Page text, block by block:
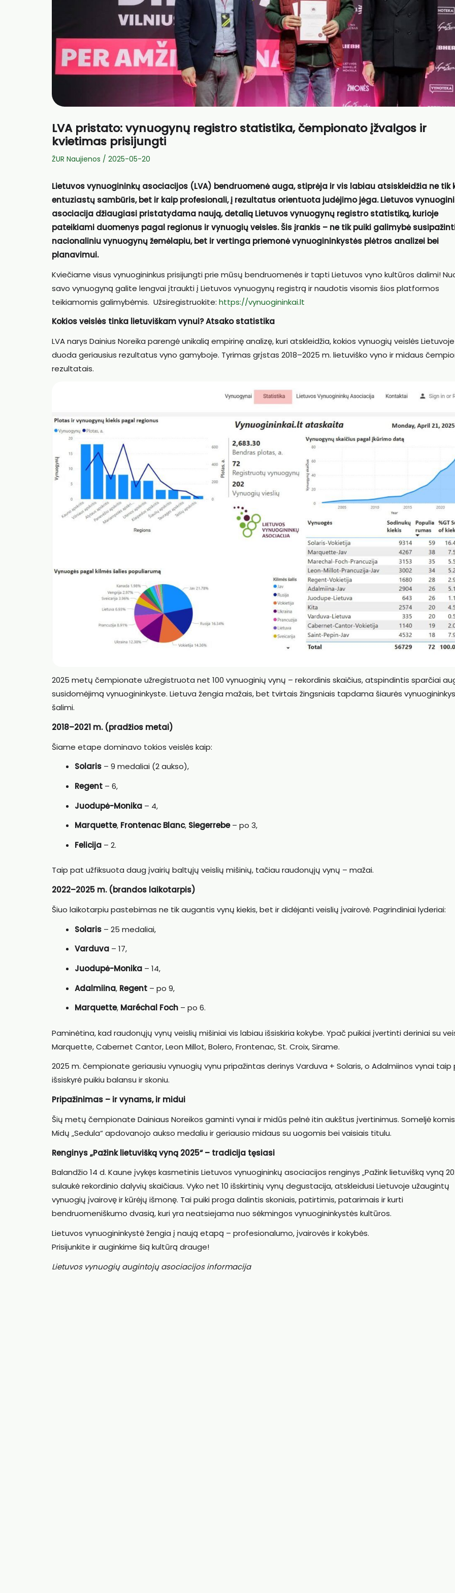
LVA pristato: vynuogynų registro statistika, čempionato įžvalgos ir
kvietimas prisijungti
ŽUR Naujienos / 2025-05-20
Lietuvos vynuogininkų asociacijos (LVA) bendruomenė auga, stiprėja ir vis labiau atsiskleidžia ne tik
entuziastų sambūris, bet ir kaip profesionali, į rezultatus orientuota judėjimo jėga. Lietuvos
asociacija džiaugiasi pristatydama naują, detalią Lietuvos vynuogynų registro statistiką, kurioje
pateikiami duomenys pagal regionus ir vynuogių veisles. Šis įrankis – ne tik puiki galimybė
nacionaliniu vynuogynų žemėlapiu, bet ir vertinga priemonė vynuogininkystės plėtros analizei bei
planavimui.
Kviečiame visus vynuogininkus prisijungti prie mūsų bendruomenės ir tapti Lietuvos vyno kultūros dalimi!
savo vynuogyną galite lengvai įtraukti į Lietuvos vynuogynų registrą ir naudotis visomis šios platformos
teikiamomis galimybėmis. Užsiregistruokite: https://vynuogininkai.lt
Kokios veislės tinka lietuviškam vynui? Atsako statistika
LVA narys Dainius Noreika parengė unikalią empirinę analizę, kuri atskleidžia, kokios vynuogių veislės Lietuvoje
duoda geriausius rezultatus vyno gamyboje. Tyrimas grįstas 2018–2025 m. lietuviško vyno ir midaus
rezultatais.
2025 metų čempionate užregistruota net 100 vynuoginių vynų – rekordinis skaičius, atspindintis sparčiai
susidomėjimą vynuogininkyste. Lietuva žengia mažais, bet tvirtais žingsniais tapdama šiaurės
šalimi.
2018–2021 m. (pradžios metai)
Šiame etape dominavo tokios veislės kaip:
Solaris – 9 medaliai (2 aukso),
Regent – 6,
Juodupė-Monika – 4,
Marquette, Frontenac Blanc, Siegerrebe– po 3,
Felicija – 2.
Taip pat užfiksuota daug įvairių baltųjų veislių mišinių, tačiau raudonųjų vynų – mažai.
2022–2025 m. (brandos laikotarpis)
Šiuo laikotarpiu pastebimas ne tik augantis vynų kiekis, bet ir didėjanti veislių įvairovė. Pagrindiniai lyderiai:
Solaris – 25 medaliai,
Varduva – 17,
Juodupė-Monika – 14,
Adalmiina, Regent – po 9,
Marquette, Maréchal Foch – po 6.
Paminėtina, kad raudonųjų vynų veislių mišiniai vis labiau išsiskiria kokybe. Ypač puikiai įvertinti deriniai su
Marquette, Cabernet Cantor, Leon Millot, Bolero, Frontenac, St. Croix, Sirame.
2025 m. čempionate geriausiu vynuogių vynu pripažintas derinys Varduva + Solaris, o Adalmiinos vynai
išsiskyrė puikiu balansu ir skoniu.
Pripažinimas – ir vynams, ir midui
Šių metų čempionate Dainiaus Noreikos gaminti vynai ir midūs pelnė itin aukštus įvertinimus. Someljė
Midų „Sedula“ apdovanojo aukso medaliu ir geriausio midaus su uogomis bei vaisiais titulu.
Renginys „Pažink lietuvišką vyną 2025“ – tradicija tęsiasi
Balandžio 14 d. Kaune įvykęs kasmetinis Lietuvos vynuogininkų asociacijos renginys „Pažink lietuvišką vyną
sulaukė rekordinio dalyvių skaičiaus. Vyko net 10 išskirtinių vynų degustacija, atskleidusi Lietuvoje užaugintų
vynuogių įvairovę ir kūrėjų išmonę. Tai puiki proga dalintis skoniais, patirtimis, patarimais ir kurti
bendruomeniškumo dvasią, kuri yra neatsiejama nuo sėkmingos vynuogininkystės kultūros.
Lietuvos vynuogininkystė žengia į naują etapą – profesionalumo, įvairovės ir kokybės.
Prisijunkite ir auginkime šią kultūrą drauge!
Lietuvos vynuogių augintojų asociacijos informacija